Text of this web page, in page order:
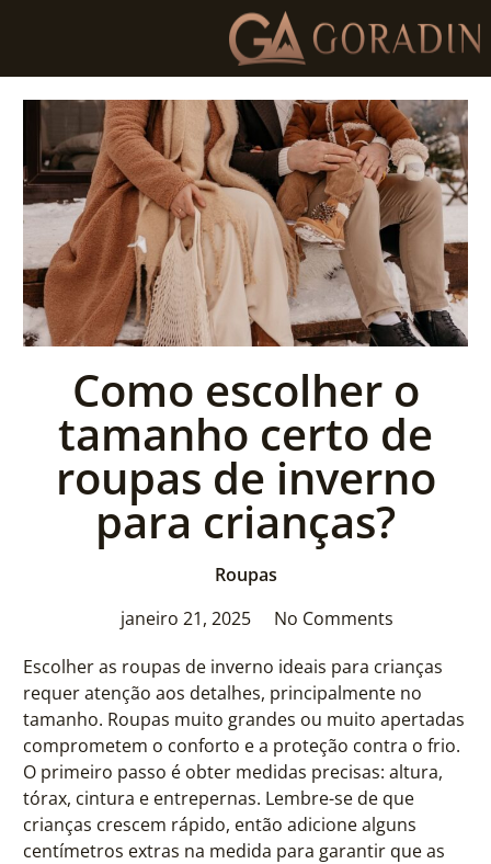
Como escolher o
tamanho certo de
roupas de inverno
para crianças?
Roupas
janeiro 21, 2025
No Comments
Escolher as roupas de inverno ideais para crianças
requer atenção aos detalhes, principalmente no
tamanho. Roupas muito grandes ou muito apertadas
comprometem o conforto e a proteção contra o frio.
O primeiro passo é obter medidas precisas: altura,
tórax, cintura e entrepernas. Lembre-se de que
crianças crescem rápido, então adicione alguns
centímetros extras na medida para garantir que as